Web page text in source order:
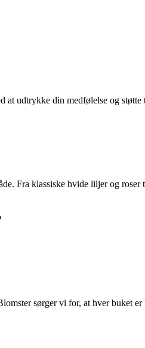
at udtrykke din medfølelse og
Fra klassiske hvide liljer og roser
sørger vi for, at hver buket